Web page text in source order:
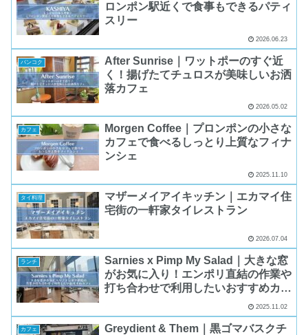
ロンポン駅近くで食事もできるパティ
スリー
2026.06.23
バンコク
After Sunrise｜ワットポーのすぐ近
く！揚げたてチュロスが美味しいお洒
落カフェ
2026.05.02
カフェ
Morgen Coffee｜プロンポンの小さな
カフェで食べるしっとり上質なフィナ
ンシェ
2025.11.10
タイ料理
マザーメイアイキッチン｜エカマイ住
宅街の一軒家タイレストラン
2026.07.04
ランチ
Sarnies x Pimp My Salad｜大きな窓
がお気に入り！エンポリ直結の作業や
打ち合わせで利用したいおすすめカフ
2025.11.02
カフェ
Greydient & Them｜黒ゴマバスクチ